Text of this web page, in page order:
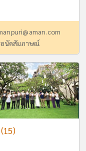
อนัดสัมภาษณ์
(15)